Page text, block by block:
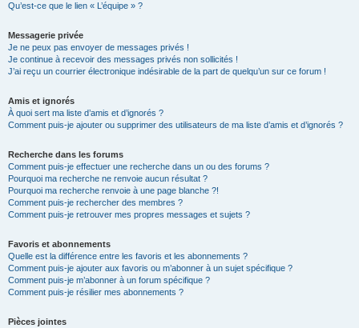
Qu’est-ce que le lien « L’équipe » ?
Messagerie privée
Je ne peux pas envoyer de messages privés !
Je continue à recevoir des messages privés non sollicités !
J’ai reçu un courrier électronique indésirable de la part de quelqu’un sur ce forum !
Amis et ignorés
À quoi sert ma liste d’amis et d’ignorés ?
Comment puis-je ajouter ou supprimer des utilisateurs de ma liste d’amis et d’ignorés ?
Recherche dans les forums
Comment puis-je effectuer une recherche dans un ou des forums ?
Pourquoi ma recherche ne renvoie aucun résultat ?
Pourquoi ma recherche renvoie à une page blanche ?!
Comment puis-je rechercher des membres ?
Comment puis-je retrouver mes propres messages et sujets ?
Favoris et abonnements
Quelle est la différence entre les favoris et les abonnements ?
Comment puis-je ajouter aux favoris ou m’abonner à un sujet spécifique ?
Comment puis-je m’abonner à un forum spécifique ?
Comment puis-je résilier mes abonnements ?
Pièces jointes